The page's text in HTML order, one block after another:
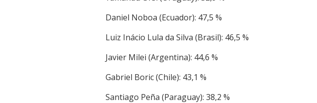
Daniel Noboa (Ecuador): 47,5 %
Luiz Inácio Lula da Silva (Brasil): 46,5 %
Javier Milei (Argentina): 44,6 %
Gabriel Boric (Chile): 43,1 %
Santiago Peña (Paraguay): 38,2 %